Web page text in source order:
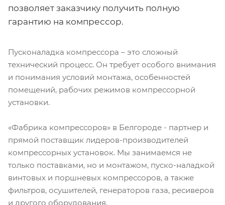
позволяет заказчику получить полную
гарантию на компрессор.
Пусконаладка компрессора – это сложный
технический процесс. Он требует особого внимания
и понимания условий монтажа, особенностей
помещений, рабочих режимов компрессорной
установки.
«Фабрика компрессоров» в Белгороде - партнер и
прямой поставщик лидеров-производителей
компрессорных установок. Мы занимаемся не
только поставками, но и монтажом, пуско-наладкой
винтовых и поршневых компрессоров, а также
фильтров, осушителей, генераторов газа, ресиверов
и другого оборудования.